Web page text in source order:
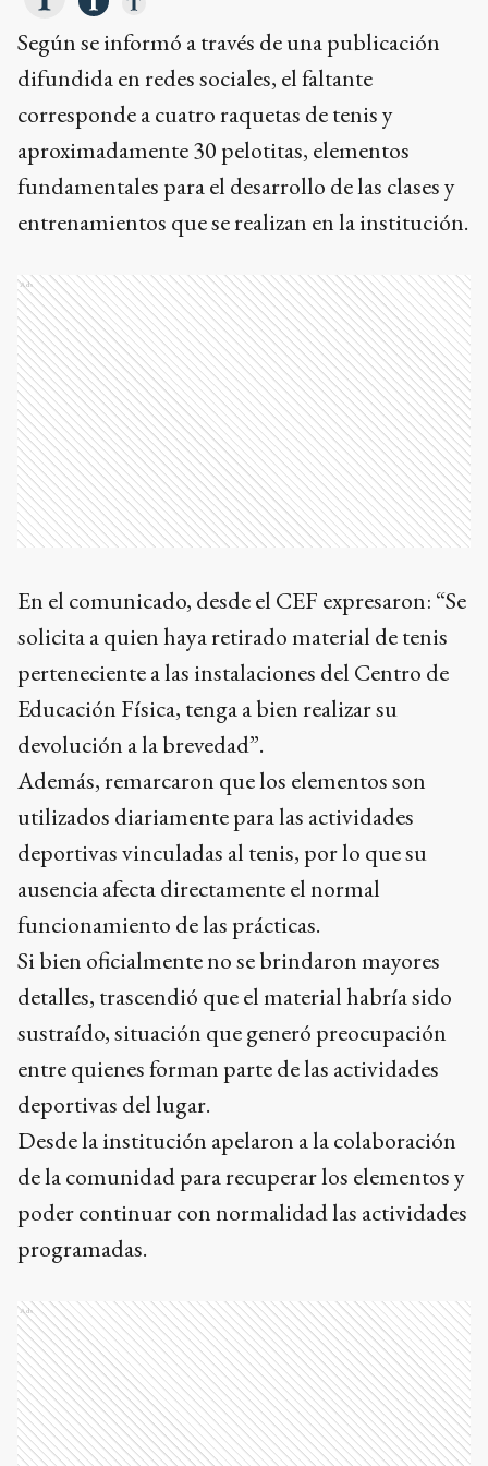
Según se informó a través de una publicación
difundida en redes sociales, el faltante
corresponde a cuatro raquetas de tenis y
aproximadamente 30 pelotitas, elementos
fundamentales para el desarrollo de las clases y
entrenamientos que se realizan en la institución.
Ads
En el comunicado, desde el CEF expresaron: “Se
solicita a quien haya retirado material de tenis
perteneciente a las instalaciones del Centro de
Educación Física, tenga a bien realizar su
devolución a la brevedad”.
Además, remarcaron que los elementos son
utilizados diariamente para las actividades
deportivas vinculadas al tenis, por lo que su
ausencia afecta directamente el normal
funcionamiento de las prácticas.
Si bien oficialmente no se brindaron mayores
detalles, trascendió que el material habría sido
sustraído, situación que generó preocupación
entre quienes forman parte de las actividades
deportivas del lugar.
Desde la institución apelaron a la colaboración
de la comunidad para recuperar los elementos y
poder continuar con normalidad las actividades
programadas.
Ads